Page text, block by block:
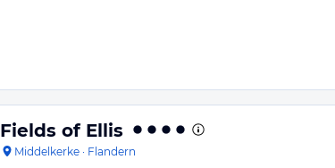
Fields of Ellis
Middelkerke · Flandern